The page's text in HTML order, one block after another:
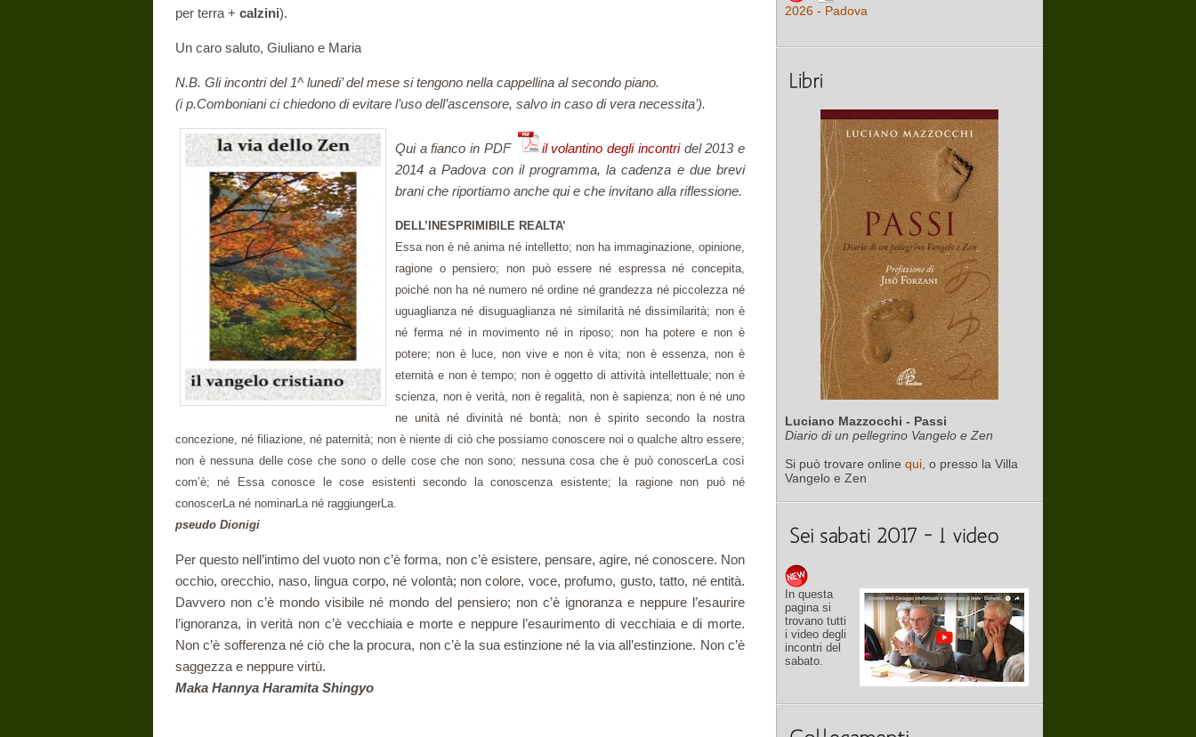
per terra + calzini).
Un caro saluto, Giuliano e Maria
N.B. Gli incontri del 1^ lunedi’ del mese si tengono nella cappellina al secondo piano.
(i p.Comboniani ci chiedono di evitare l’uso dell’ascensore, salvo in caso di vera necessita’).
Qui a fianco in PDF il volantino degli incontridel 2013 e
2014 a Padova con il programma, la cadenza e due brevi
brani che riportiamo anche qui e che invitano alla riflessione.
DELL’INESPRIMIBILE REALTA’
Essa non è né anima né intelletto; non ha immaginazione, opinione,
ragione o pensiero; non può essere né espressa né concepita,
poiché non ha né numero né ordine né grandezza né piccolezza né
uguaglianza né disuguaglianza né similarità né dissimilarità; non è
né ferma né in movimento né in riposo; non ha potere e non è
potere; non è luce, non vive e non è vita; non è essenza, non è
eternità e non è tempo; non è oggetto di attività intellettuale; non è
scienza, non è verità, non è regalità, non è sapienza; non è né uno
ne unità né divinità né bontà; non è spirito secondo la nostra
concezione, né filiazione, né paternità; non è niente di ciò che possiamo conoscere noi o qualche altro essere;
non è nessuna delle cose che sono o delle cose che non sono; nessuna cosa che è può conoscerLa così
com’è; né Essa conosce le cose esistenti secondo la conoscenza esistente; la ragione non può né
conoscerLa né nominarLa né raggiungerLa.
pseudo Dionigi
Per questo nell’intimo del vuoto non c’è forma, non c’è esistere, pensare, agire, né conoscere. Non
occhio, orecchio, naso, lingua corpo, né volontà; non colore, voce, profumo, gusto, tatto, né entità.
Davvero non c’è mondo visibile né mondo del pensiero; non c’è ignoranza e neppure l’esaurire
l’ignoranza, in verità non c’è vecchiaia e morte e neppure l’esaurimento di vecchiaia e di morte.
Non c’è sofferenza né ciò che la procura, non c’è la sua estinzione né la via all’estinzione. Non c’è
saggezza e neppure virtù.
Maka Hannya Haramita Shingyo
2026 - Padova
Luciano Mazzocchi - Passi
Diario di un pellegrino Vangelo e Zen
Si può trovare online qui , o presso la Villa
Vangelo e Zen
In questa
pagina si
trovano tutti
i video degli
incontri del
sabato.